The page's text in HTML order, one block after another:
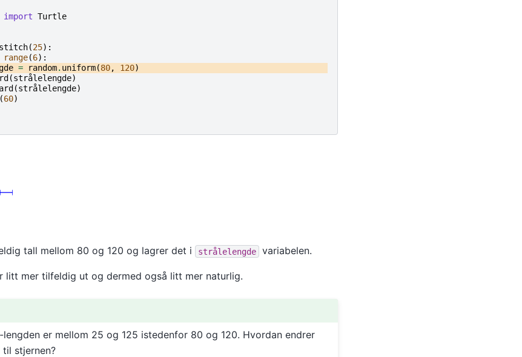
import Turtle
(25):
range(6):
= random. uniform(80, 120)
(strålelengde)
(strålelengde)
(60)
tall mellom 80 og 120 og lagrer det i strålelengde variabelen.
litt mer tilfeldig ut og dermed også litt mer naturlig.
lengden er mellom 25 og 125 istedenfor 80 og 120. Hvordan endrer
stjernen?